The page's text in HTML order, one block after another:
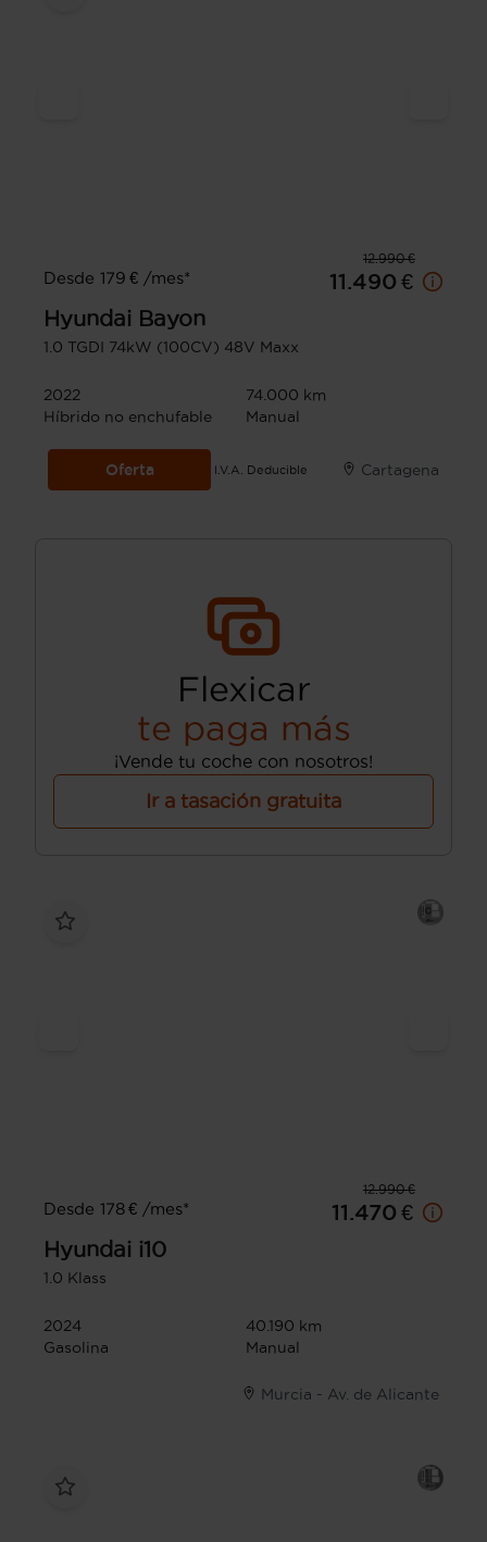
12.990 €
Desde 179 € /mes*
11.490 €
Hyundai Bayon
1.0 TGDI 74kW (100CV) 48V Maxx
2022
74.000 km
Híbrido no enchufable
Manual
Oferta I.V.A. Deducible Cartagena
Flexicar
te paga más
¡Vende tu coche con nosotros!
Ir a tasación gratuita
12.990 €
Desde 178 € /mes*
11.470 €
Hyundai i10
1.0 Klass
2024
40.190 km
Gasolina
Manual
Murcia - Av. de Alicante